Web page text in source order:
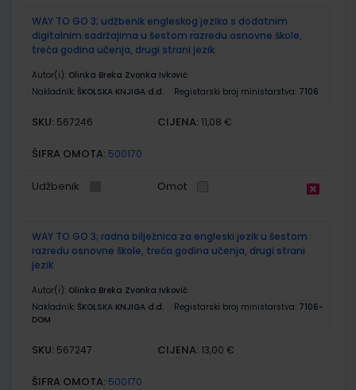
WAY TO GO 3; udžbenik engleskog jezika s dodatnim
digitalnim sadržajima u šestom razredu osnovne škole,
treća godina učenja, drugi strani jezik
Autor(i): Olinka Breka Zvonka Ivković
Nakladnik: ŠKOLSKA KNJIGA d.d. Registarski broj ministarstva: 7106
SKU: 567246 CIJENA: 11,08 €
ŠIFRA OMOTA: 500170
Udžbenik Omot
WAY TO GO 3; radna bilježnica za engleski jezik u šestom
razredu osnovne škole, treća godina učenja, drugi strani
jezik
Autor(i): Olinka Breka Zvonka Ivković
Nakladnik: ŠKOLSKA KNJIGA d.d. Registarski broj ministarstva: 7106-
DOM
SKU: 567247 CIJENA: 13,00 €
ŠIFRA OMOTA: 500170